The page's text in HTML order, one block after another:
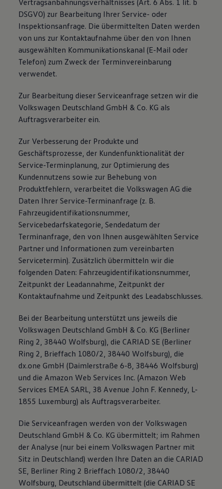
Vertragsanbahnungsverhältnisses (Art. 6 Abs. 1 lit. b
DSGVO) zur Bearbeitung Ihrer Service- oder
Inspektionsanfrage. Die übermittelten Daten werden
von uns zur Kontaktaufnahme über den von Ihnen
ausgewählten Kommunikationskanal (E-Mail oder
Telefon) zum Zweck der Terminvereinbarung
verwendet.
Zur Bearbeitung dieser Serviceanfrage setzen wir die
Volkswagen Deutschland GmbH & Co. KG als
Auftragsverarbeiter ein.
Zur Verbesserung der Produkte und
Geschäftsprozesse, der Kundenfunktionalität der
Service-Terminplanung, zur Optimierung des
Kundennutzens sowie zur Behebung von
Produktfehlern, verarbeitet die Volkswagen AG die
Daten Ihrer Service-Terminanfrage (z. B.
Fahrzeugidentifikationsnummer,
Servicebedarfskategorie, Sendedatum der
Terminanfrage, den von Ihnen ausgewählten Service
Partner und Informationen zum vereinbarten
Servicetermin). Zusätzlich übermitteln wir die
folgenden Daten: Fahrzeugidentifikationsnummer,
Zeitpunkt der Leadannahme, Zeitpunkt der
Kontaktaufnahme und Zeitpunkt des Leadabschlusses.
Bei der Bearbeitung unterstützt uns jeweils die
Volkswagen Deutschland GmbH & Co. KG (Berliner
Ring 2, 38440 Wolfsburg), die CARIAD SE (Berliner
Ring 2, Brieffach 1080/2, 38440 Wolfsburg), die
dx.one GmbH (Daimlerstraße 6-8, 38446 Wolfsburg)
und die Amazon Web Services Inc. (Amazon Web
Services EMEA SARL, 38 Avenue John F. Kennedy, L-
1855 Luxemburg) als Auftragsverarbeiter.
Die Serviceanfragen werden von der Volkswagen
Deutschland GmbH & Co. KG übermittelt; im Rahmen
der Analyse (nur bei einem Volkswagen Partner mit
Sitz in Deutschland) werden Ihre Daten an die CARIAD
SE, Berliner Ring 2 Brieffach 1080/2, 38440
Wolfsburg, Deutschland übermittelt (die CARIAD SE